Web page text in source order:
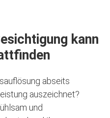
kann
abseits
auszeichnet?
und